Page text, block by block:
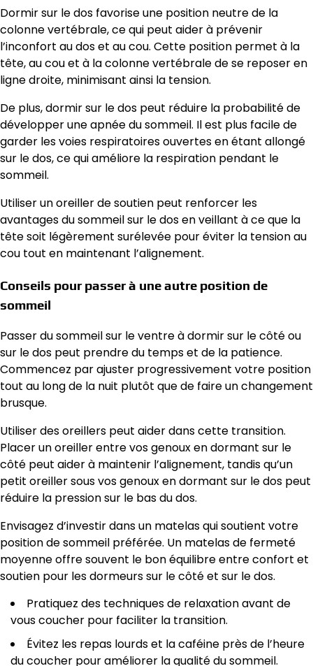
Dormir sur le dos favorise une position neutre de la
colonne vertébrale, ce qui peut aider à prévenir
l’inconfort au dos et au cou. Cette position permet à la
tête, au cou et à la colonne vertébrale de se reposer en
ligne droite, minimisant ainsi la tension.
De plus, dormir sur le dos peut réduire la probabilité de
développer une apnée du sommeil. Il est plus facile de
garder les voies respiratoires ouvertes en étant allongé
sur le dos, ce qui améliore la respiration pendant le
sommeil.
Utiliser un oreiller de soutien peut renforcer les
avantages du sommeil sur le dos en veillant à ce que la
tête soit légèrement surélevée pour éviter la tension au
cou tout en maintenant l’alignement.
Conseils pour passer à une autre position de
sommeil
Passer du sommeil sur le ventre à dormir sur le côté ou
sur le dos peut prendre du temps et de la patience.
Commencez par ajuster progressivement votre position
tout au long de la nuit plutôt que de faire un changement
brusque.
Utiliser des oreillers peut aider dans cette transition.
Placer un oreiller entre vos genoux en dormant sur le
côté peut aider à maintenir l’alignement, tandis qu’un
petit oreiller sous vos genoux en dormant sur le dos peut
réduire la pression sur le bas du dos.
Envisagez d’investir dans un matelas qui soutient votre
position de sommeil préférée. Un matelas de fermeté
moyenne offre souvent le bon équilibre entre confort et
soutien pour les dormeurs sur le côté et sur le dos.
Pratiquez des techniques de relaxation avant de
vous coucher pour faciliter la transition.
Évitez les repas lourds et la caféine près de l’heure
du coucher pour améliorer la qualité du sommeil.